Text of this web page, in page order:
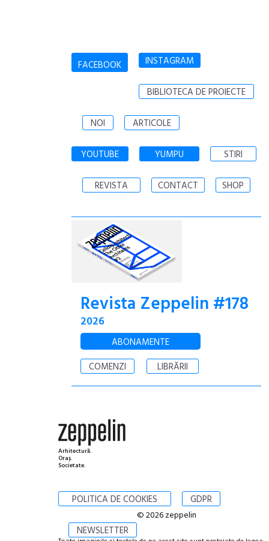
FACEBOOK INSTAGRAM
BIBLIOTECA DE PROIECTE
NOI ARTICOLE
YOUTUBE YUMPU STIRI
REVISTA CONTACT SHOP
Revista Zeppelin #178
2026
ABONAMENTE
COMENZI
LIBRĂRII
Arhitectură.
Oraș.
Societate.
POLITICA DE COOKIES GDPR
NEWSLETTER
© 2026 zeppelin